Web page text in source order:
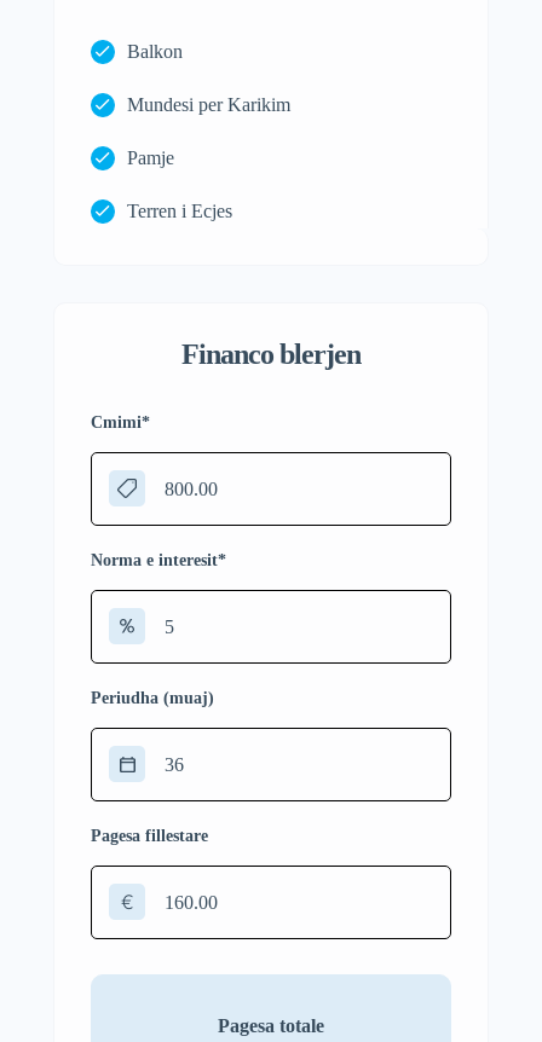
Balkon
Mundesi per Karikim
Pamje
Terren i Ecjes
Financo blerjen
Cmimi*
Norma e interesit*
Periudha (muaj)
Pagesa fillestare
€
Pagesa totale